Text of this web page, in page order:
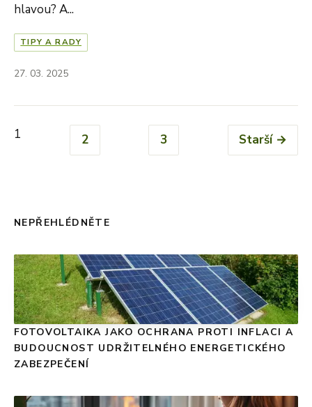
hlavou? A...
TIPY A RADY
27. 03. 2025
1 2 3 Starší →
NEPŘEHLÉDNĚTE
FOTOVOLTAIKA JAKO OCHRANA PROTI INFLACI A
BUDOUCNOST UDRŽITELNÉHO ENERGETICKÉHO
ZABEZPEČENÍ